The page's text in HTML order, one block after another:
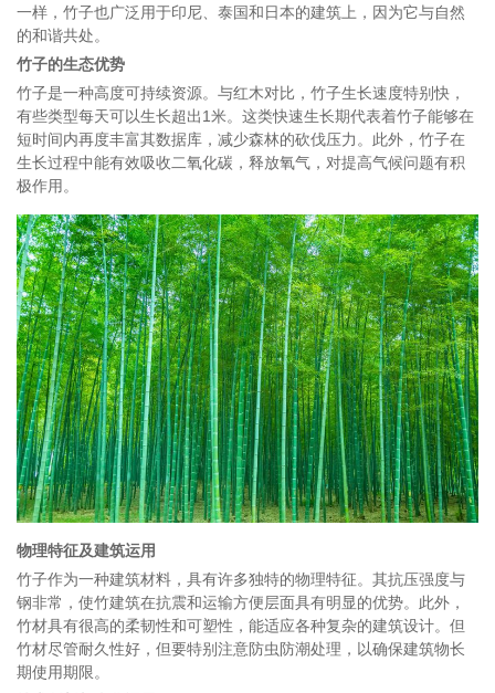
一样，竹子也广泛用于印尼、泰国和日本的建筑上，因为它与自然
的和谐共处。
竹子的生态优势
竹子是一种高度可持续资源。与红木对比，竹子生长速度特别快，
有些类型每天可以生长超出1米。这类快速生长期代表着竹子能够在
短时间内再度丰富其数据库，减少森林的砍伐压力。此外，竹子在
生长过程中能有效吸收二氧化碳，释放氧气，对提高气候问题有积
极作用。
物理特征及建筑运用
竹子作为一种建筑材料，具有许多独特的物理特征。其抗压强度与
钢非常，使竹建筑在抗震和运输方便层面具有明显的优势。此外，
竹材具有很高的柔韧性和可塑性，能适应各种复杂的建筑设计。但
竹材尽管耐久性好，但要特别注意防虫防潮处理，以确保建筑物长
期使用期限。